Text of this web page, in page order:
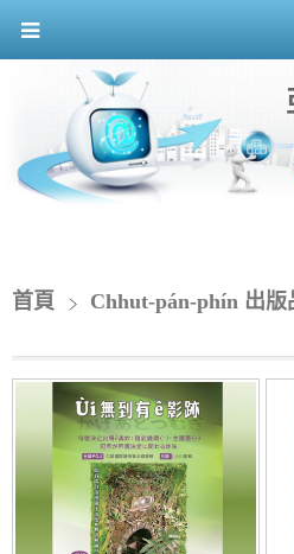
首頁 Chhut-pán-phín 出版